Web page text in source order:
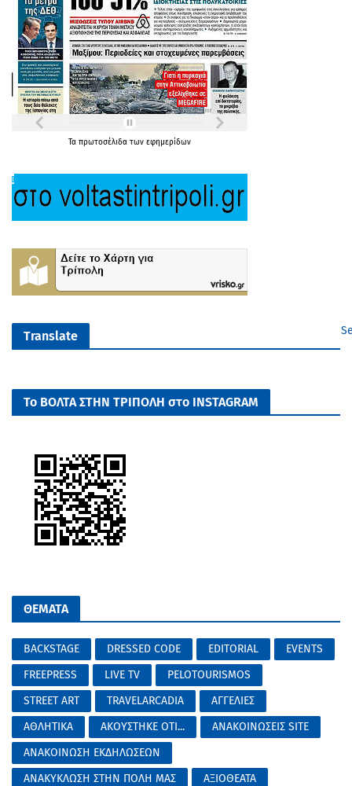
Τα πρωτοσέλιδα των εφημερίδων
Translate
Το ΒΟΛΤΑ ΣΤΗΝ ΤΡΙΠΟΛΗ στο INSTAGRAM
ΘΕΜΑΤΑ
BACKSTAGE DRESSED CODE EDITORIAL
EVENTS
FREEPRESS
LIVE TV
PELOTOURISMOS
STREET ART
TRAVELARCADIA
ΑΓΓΕΛΙΕΣ
ΑΘΛΗΤΙΚΑ
ΑΚΟΥΣΤΗΚΕ ΟΤΙ...
ΑΝΑΚΟΙΝΩΣΕΙΣ SITE
ΑΝΑΚΟΙΝΩΣΗ ΕΚΔΗΛΩΣΕΩΝ
ΑΝΑΚΥΚΛΩΣΗ ΣΤΗΝ ΠΟΛΗ ΜΑΣ
ΑΞΙΟΘΕΑΤΑ